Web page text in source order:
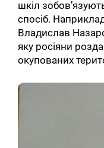
шкіл
спосіб.
Владислав
яку росіяни
окупованих